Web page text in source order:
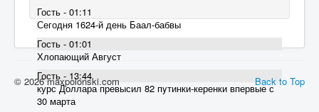
Гость - 01:11
Сегодня 1624-й день Баал-бабвы
Гость - 01:01
Хлопающий Август
Гость - 13:44
курс Доллара превысил 82 пyтинки-керенки впервые с
30 марта
Back to Top
© 2026 maxpolonski.com